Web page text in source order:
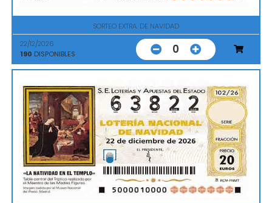
SORTEO EXTRA. DE NAVIDAD
22/12/2026
190 DISPONIBLES 0